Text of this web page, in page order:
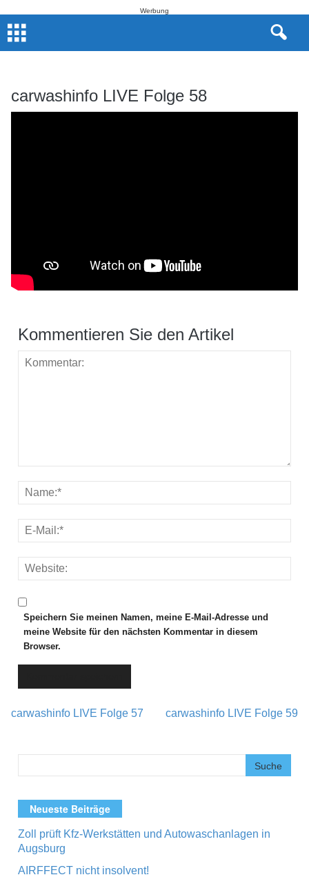
Werbung
carwashinfo LIVE Folge 58
Kommentieren Sie den Artikel
Speichern Sie meinen Namen, meine E-Mail-Adresse und
meine Website für den nächsten Kommentar in diesem
Browser.
carwashinfo LIVE Folge 57 carwashinfo LIVE Folge 59
Neueste Beiträge
Zoll prüft Kfz-Werkstätten und Autowaschanlagen in
Augsburg
AIRFFECT nicht insolvent!